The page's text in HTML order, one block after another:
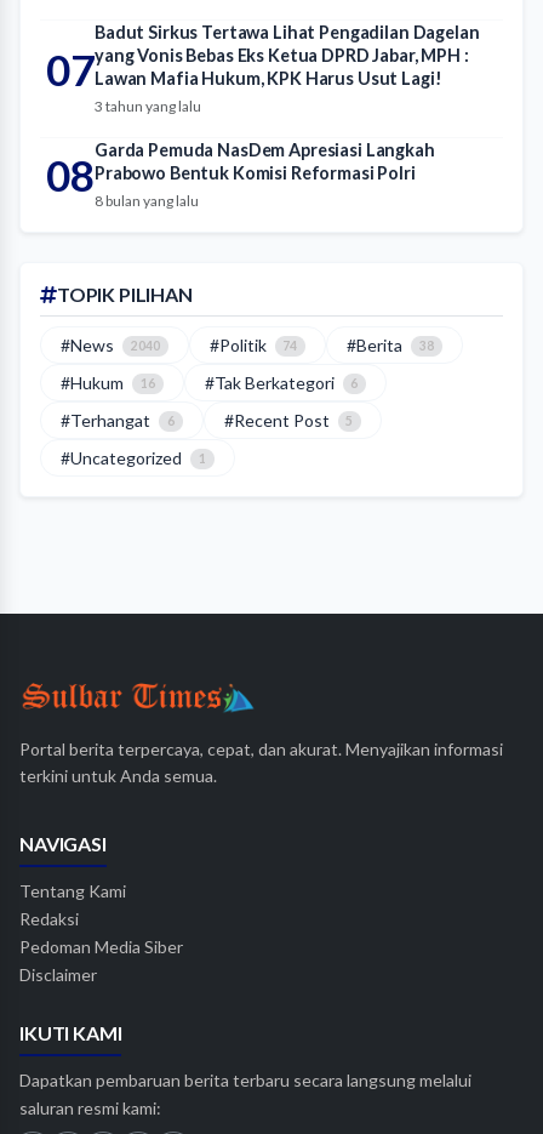
07
Badut Sirkus Tertawa Lihat Pengadilan Dagelan
yang Vonis Bebas Eks Ketua DPRD Jabar, MPH :
Lawan Mafia Hukum, KPK Harus Usut Lagi!
3 tahun yang lalu
08Garda Pemuda NasDem Apresiasi Langkah
Prabowo Bentuk Komisi Reformasi Polri
8 bulan yang lalu
TOPIK PILIHAN
#News 2040 #Politik 74 #Berita 38
#Hukum 16 #Tak Berkategori 6
#Terhangat 6 #Recent Post 5
#Uncategorized 1
Portal berita terpercaya, cepat, dan akurat. Menyajikan informasi
terkini untuk Anda semua.
NAVIGASI
Tentang Kami
Redaksi
Pedoman Media Siber
Disclaimer
IKUTI KAMI
Dapatkan pembaruan berita terbaru secara langsung melalui
saluran resmi kami: